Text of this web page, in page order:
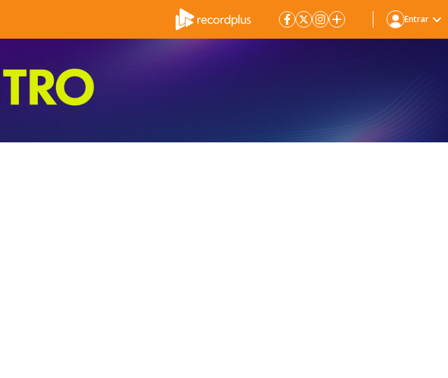
Entrar